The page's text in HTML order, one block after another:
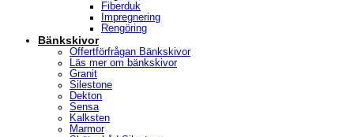
Fiberduk
Impregnering
Rengöring
Bänkskivor
Offertförfrågan Bänkskivor
Läs mer om bänkskivor
Granit
Silestone
Dekton
Sensa
Kalksten
Marmor